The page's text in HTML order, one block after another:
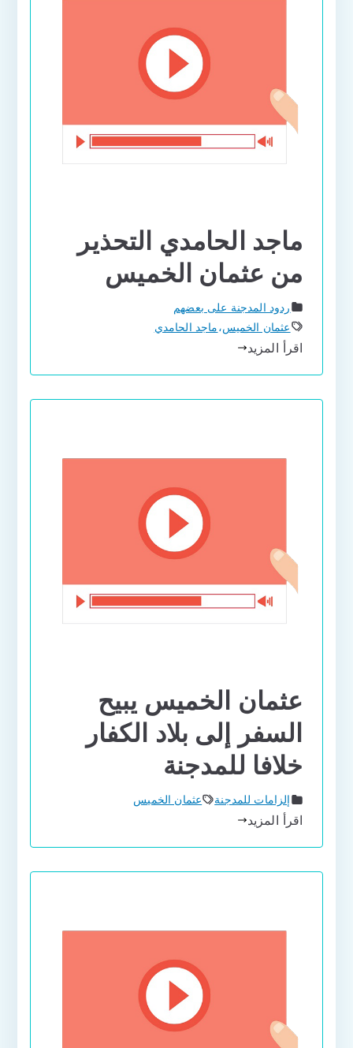
ماجد الحامدي التحذير
من عثمان الخميس
ردود المدجنة على بعضهم
عثمان الخميس،ماجد الحامدي
اقرأ المزيد
عثمان الخميس يبيح
السفر إلى بلاد الكفار
خلافا للمدجنة
إلزامات للمدجنة عثمان الخميس
اقرأ المزيد